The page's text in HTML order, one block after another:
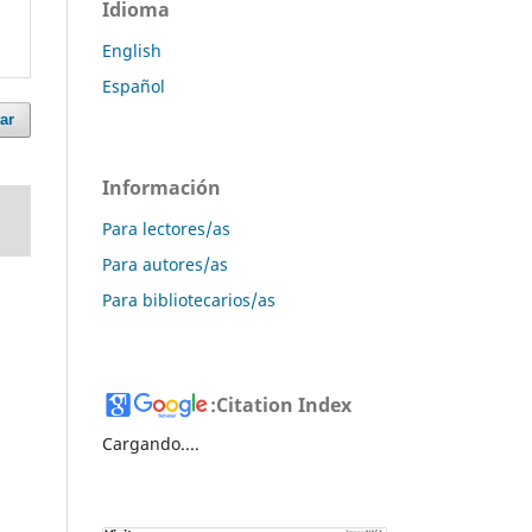
Idioma
English
Español
Información
Para lectores/as
Para autores/as
Para bibliotecarios/as
:Citation Index
Cargando....